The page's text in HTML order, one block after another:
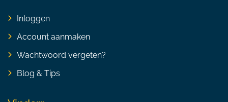
Inloggen
Account aanmaken
Wachtwoord vergeten?
Blog & Tips